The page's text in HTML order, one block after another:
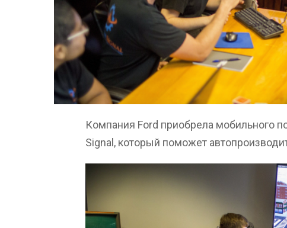
Компания Ford приобрела мобильного
Signal, который поможет